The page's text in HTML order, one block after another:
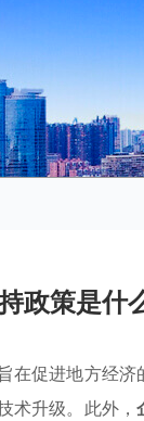
政策是什
在促进地方经
术升级。此外，